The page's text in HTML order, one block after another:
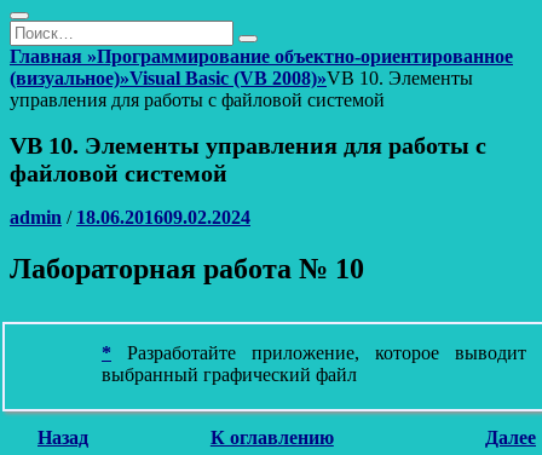
Поиск
Найти:
Поиск
Главная »Программирование объектно-ориентированное
(визуальное)»Visual Basic (VB 2008)»VB 10. Элементы
управления для работы с файловой системой
VB 10. Элементы управления для работы с
файловой системой
Автор
admin / Опубликовано
18.06.201609.02.2024
Лабораторная работа № 10
*
выбранный графический файл
Назад К оглавлению Далее